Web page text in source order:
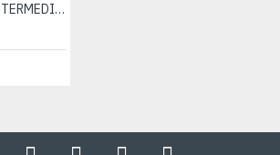
ARBORE GRUP INTERMEDIAR